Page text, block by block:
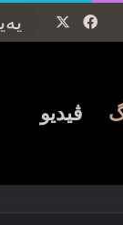
Facebook
ڤیدیو